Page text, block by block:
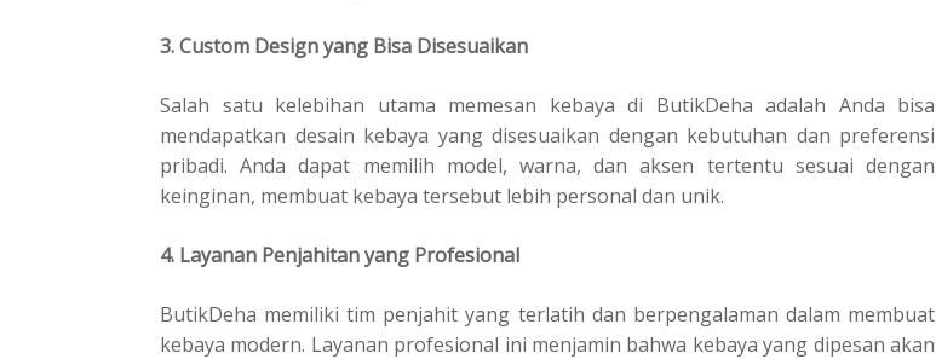
3. Custom Design yang Bisa Disesuaikan
Salah satu kelebihan utama memesan kebaya di ButikDeha adalah Anda bisa
mendapatkan desain kebaya yang disesuaikan dengan kebutuhan dan preferensi
pribadi. Anda dapat memilih model, warna, dan aksen tertentu sesuai dengan
keinginan, membuat kebaya tersebut lebih personal dan unik.
4. Layanan Penjahitan yang Profesional
ButikDeha memiliki tim penjahit yang terlatih dan berpengalaman dalam membuat
kebaya modern. Layanan profesional ini menjamin bahwa kebaya yang dipesan akan